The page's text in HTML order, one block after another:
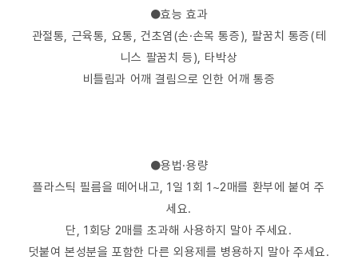
●효능 효과
관절통, 근육통, 요통, 건초염(손·손목 통증), 팔꿈치 통증(테
니스 팔꿈치 등), 타박상
비틀림과 어깨 결림으로 인한 어깨 통증
●용법·용량
플라스틱 필름을 떼어내고, 1일 1회 1~2매를 환부에 붙여 주
세요.
단, 1회당 2매를 초과해 사용하지 말아 주세요.
덧붙여 본성분을 포함한 다른 외용제를 병용하지 말아 주세요.